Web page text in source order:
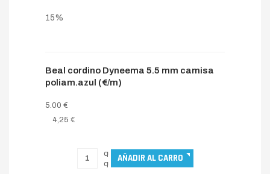
15%
Beal cordino Dyneema 5.5 mm camisa
poliam.azul (€/m)
5.00 €
4,25 €